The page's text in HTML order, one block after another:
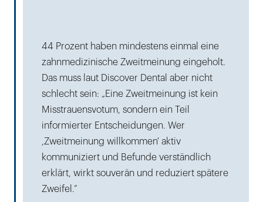
44 Prozent haben mindestens einmal eine
zahnmedizinische Zweitmeinung eingeholt.
Das muss laut Discover Dental aber nicht
schlecht sein: „Eine Zweitmeinung ist kein
Misstrauensvotum, sondern ein Teil
informierter Entscheidungen. Wer
,Zweitmeinung willkommen' aktiv
kommuniziert und Befunde verständlich
erklärt, wirkt souverän und reduziert spätere
Zweifel.“